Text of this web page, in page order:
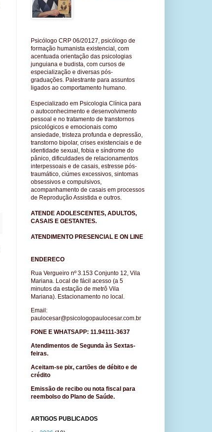
Psicólogo CRP 06/20127, psicólogo de
formação humanista existencial, com
acentuada orientação das psicologias
junguiana e budista, com cursos de
especialização e diversas pós-
graduações. Palestrante para assuntos
ligados ao comportamento humano.
Especializado em Psicologia Clínicapara
o autoconhecimento e desenvolvimento
pessoal e no tratamento de transtornos
psicológicos e emocionais como
ansiedade, tristeza profunda e depressão,
transtorno bipolar, crises existenciais e de
identidade sexual, fobia e síndrome do
pânico, dificuldades de relacionamentos
interpessoais e de casais, estresse pós-
traumático, ciúmes excessivos, sintomas
obsessivos e compulsivos,
acompanhamento de casais em processos
de Reprodução Assistida e outros.
ATENDE ADOLESCENTES, ADULTOS,
CASAIS E GESTANTES.
ATENDIMENTO PRESENCIAL E ON LINE
ENDERECO
Rua Vergueiro nº 3.153 Conjunto 12, Vila
Mariana. Local de fácil acesso (a 5
minutos da estação de metrô Vila
Mariana). Estacionamento no local.
Email:
paulocesar@psicologopaulocesar.com.br
FONE E WHATSAPP: 11.94111-3637
Atendimentos de Segunda às Sextas-
feiras.
Aceitam-se pix, cartões de débito e de
crédito
Emissão de recibo ou nota fiscal para
reembolso do Plano de Saúde.
ARTIGOS PUBLICADOS